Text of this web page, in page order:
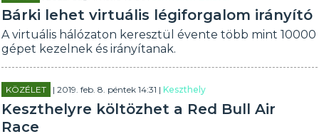
Bárki lehet virtuális légiforgalom irányító
A virtuális hálózaton keresztül évente több mint 10000
gépet kezelnek és irányítanak.
KÖZÉLET | 2019. feb. 8. péntek 14:31 |Keszthely
Keszthelyre költözhet a Red Bull Air
Race